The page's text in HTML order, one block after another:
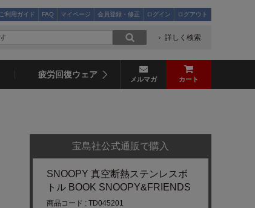
ご利用ガイド FAQ マイページ 会員登録・修正 ログイン ログアウト
詳しく検索
疲労回復ウェア メルマガ カート
宝島社公式通販で購入
SNOOPY 真空断熱ステンレスボ
トル BOOK SNOOPY&FRIENDS
商品コード : TD045201